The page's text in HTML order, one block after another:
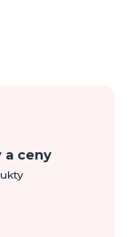
a ceny